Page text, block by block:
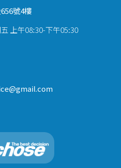
號4樓
上午08:30-下午05:30